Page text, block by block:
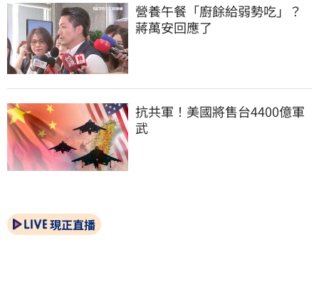
營養午餐「廚餘給弱勢吃」？
蔣萬安回應了
抗共軍！美國將售台4400億軍
武
現正直播